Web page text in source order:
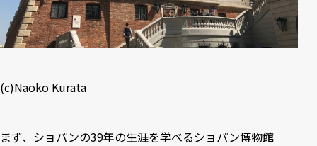
(c)Naoko Kurata
まず、ショパンの39年の生涯を学べるショパン博物館